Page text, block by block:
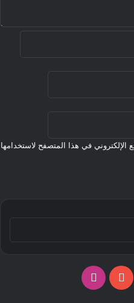
الإلكتروني في هذا المتصفح لاستخدامها
‫YouTubeانستقرام